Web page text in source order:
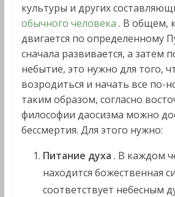
культуры и других
обычного человека . В общем,
двигается по определенному
сначала развивается, а затем
небытие, это нужно для того,
возродиться и начать все по-
таким образом, согласно
философии даосизма можно
бессмертия. Для этого нужно:
Питание духа . В каждом
находится божественная
соответствует небесным